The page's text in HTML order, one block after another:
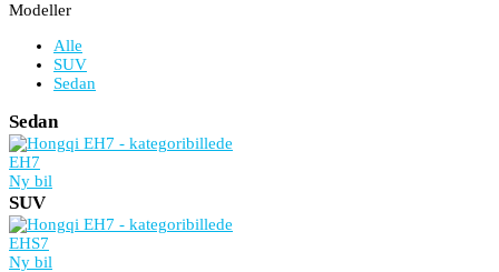
Modeller
Alle
SUV
Sedan
Sedan
EH7
Ny bil
SUV
EHS7
Ny bil